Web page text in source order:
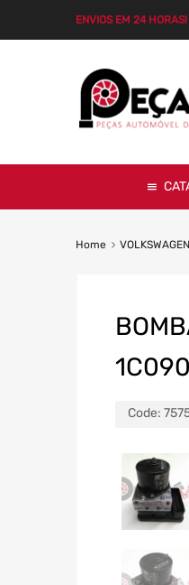
ENVIOS EM 24 HORAS!
Home VOLKSWAGEN
Code: